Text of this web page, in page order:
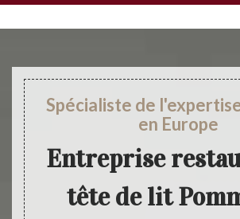
Spécialiste de
en Europe
Entreprise
tête de lit